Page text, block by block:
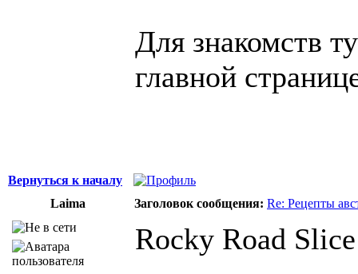
Для знакомств
главной
Вернуться к началу
Laima
Заголовок сообщения: Re: Рецепты
Rocky Road Slice